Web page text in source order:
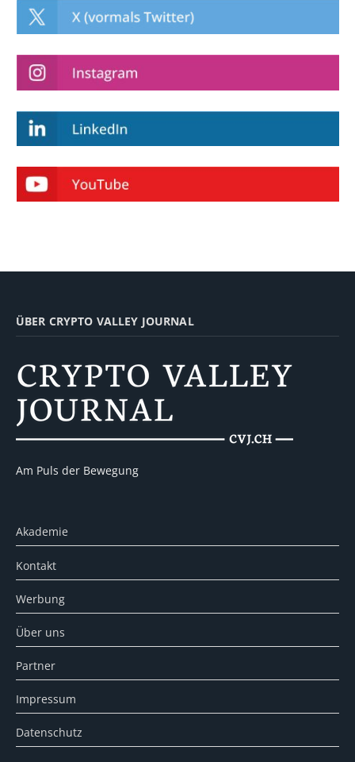
ÜBER CRYPTO VALLEY JOURNAL
Am Puls der Bewegung
Akademie
Kontakt
Werbung
Über uns
Partner
Impressum
Datenschutz